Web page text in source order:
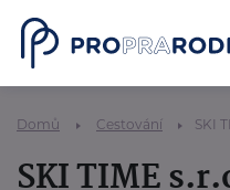
Domů Cestování SKI
SKI TIME